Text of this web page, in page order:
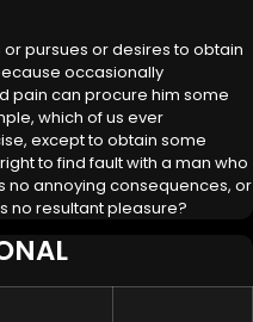
pursues or desires to obtain
occasionally
pain can procure him some
which of us ever
except to obtain some
to find fault with a man who
no annoying consequences, or
no resultant pleasure?